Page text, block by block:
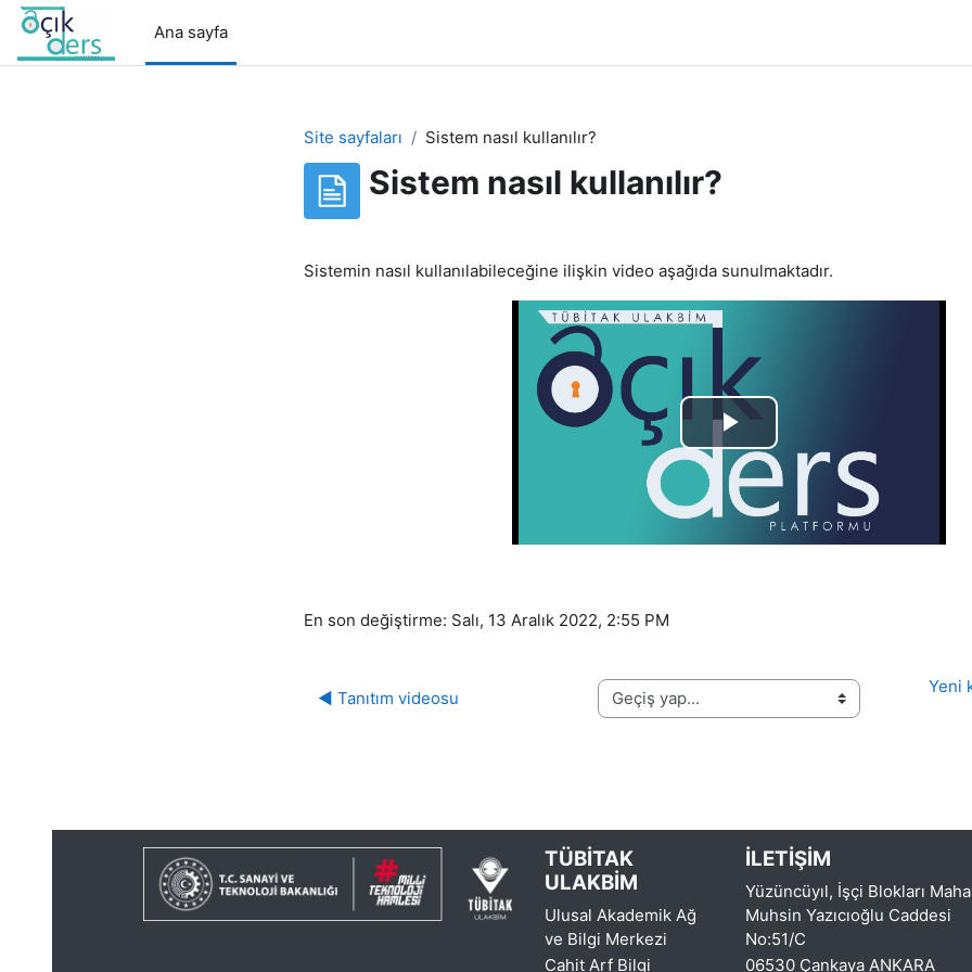
Ana içeriğe git
Ana sayfa
Site sayfaları Sistem nasıl kullanılır?
Sistem nasıl kullanılır?
Sistemin nasıl kullanılabileceğine ilişkin video aşağıda sunulmaktadır.
Videoyu
Oynat
En son değiştirme: Salı, 13 Aralık 2022, 2:55 PM
◀︎ Tanıtım videosu Geçiş yap...
Yeni
TÜBİTAK
ULAKBİM
Ulusal Akademik Ağ
ve Bilgi Merkezi
Cahit Arf Bilgi
İLETİŞİM
Yüzüncüyıl, İşçi Blokları
Muhsin Yazıcıoğlu Caddesi
No:51/C
06530 Çankaya ANKARA